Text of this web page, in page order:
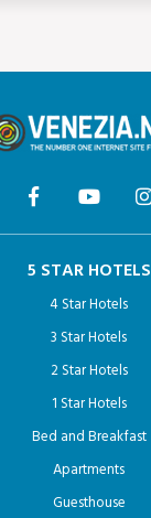
5 STAR HOTELS
4 Star Hotels
3 Star Hotels
2 Star Hotels
1 Star Hotels
Bed and Breakfast
Apartments
Guesthouse